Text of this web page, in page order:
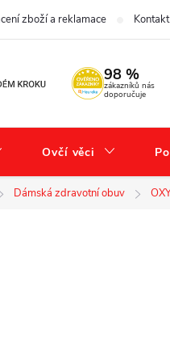
zboží a reklamace Kontakt
98 %
zákazníků nás
doporučuje
Ovčí věci
Dámská zdravotní obuv